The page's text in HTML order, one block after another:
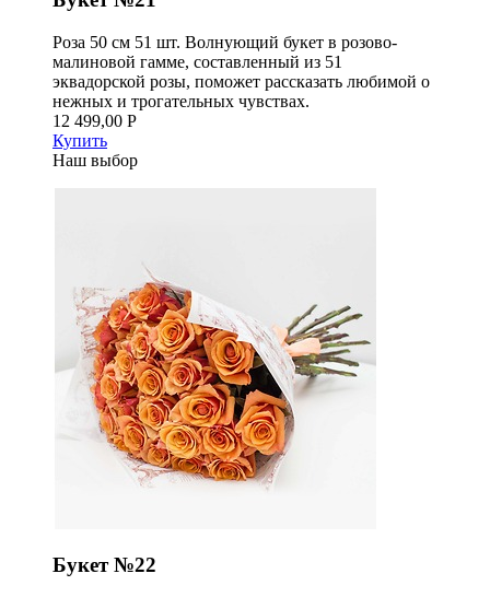
Роза 50 см 51 шт. Волнующий букет в розово-
малиновой гамме, составленный из 51
эквадорской розы, поможет рассказать любимой о
нежных и трогательных чувствах.
12 499,00 Р
Купить
Наш выбор
Букет №22